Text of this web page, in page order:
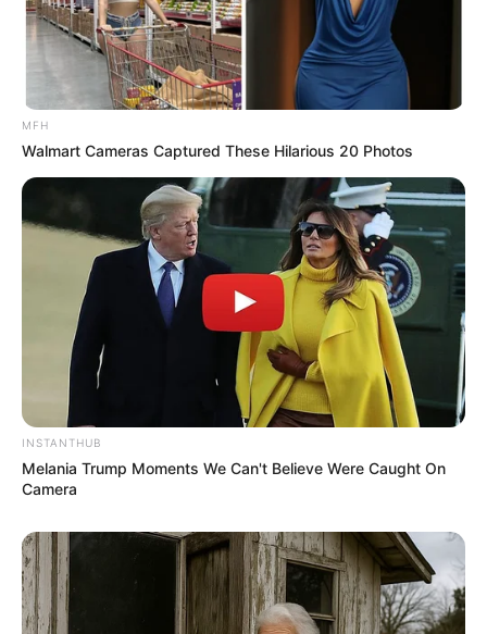
(foto: instagram/amelalvireal)
3. Potongan rambut sebahu ini juga cocok untuknya
MFH
Walmart Cameras Captured These Hilarious 20 Photos
INSTANTHUB
Melania Trump Moments We Can't Believe Were Caught On
Camera